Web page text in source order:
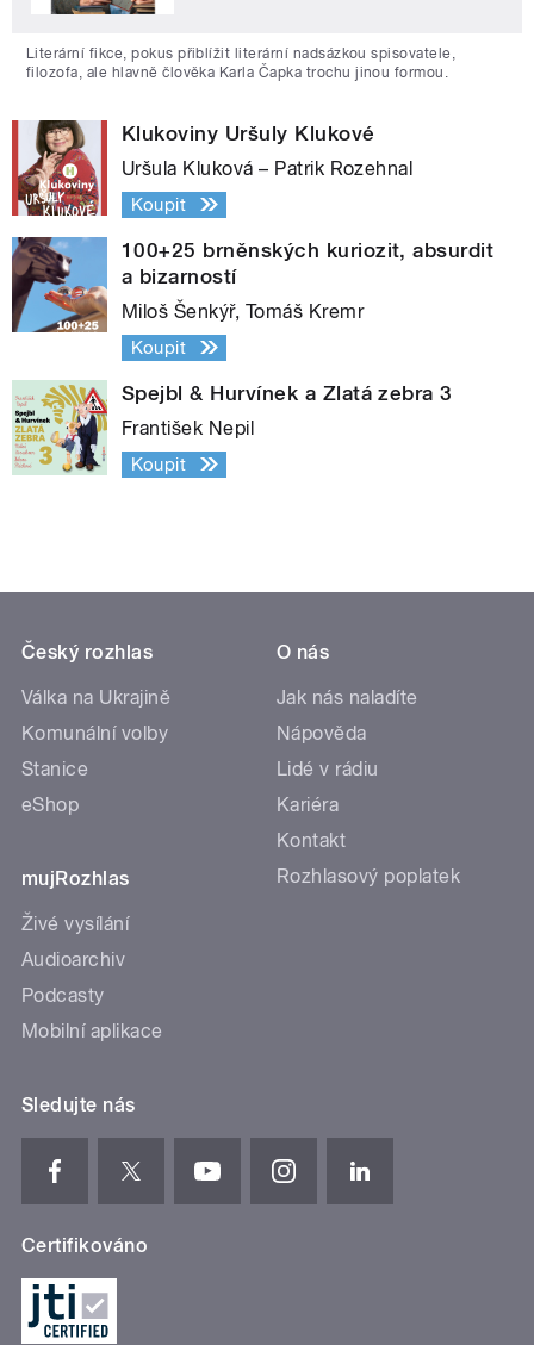
Literární fikce, pokus přiblížit literární nadsázkou spisovatele,
filozofa, ale hlavně člověka Karla Čapka trochu jinou formou.
Klukoviny Uršuly Klukové
Uršula Kluková – Patrik Rozehnal
Koupit
100+25 brněnských kuriozit, absurdit
a bizarností
Miloš Šenkýř, Tomáš Kremr
Koupit
Spejbl & Hurvínek a Zlatá zebra 3
František Nepil
Koupit
Český rozhlas
Válka na Ukrajině
Komunální volby
Stanice
eShop
mujRozhlas
Živé vysílání
Audioarchiv
Podcasty
Mobilní aplikace
O nás
Jak nás naladíte
Nápověda
Lidé v rádiu
Kariéra
Kontakt
Rozhlasový poplatek
Sledujte nás
Certifikováno